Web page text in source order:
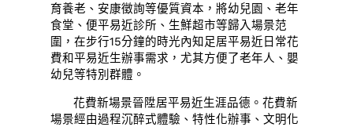
育養老、安康徵詢等優質資本，將幼兒園、老年
食堂、便平易近診所、生鮮超市等歸入場景范
圍，在步行15分鐘的時光內知足居平易近日常花
費和平易近生辦事需求，尤其方便了老年人、嬰
幼兒等特別群體。
花費新場景晉陞居平易近生涯品德。花費新
場景經由過程沉醉式體驗、特性化辦事、文明化